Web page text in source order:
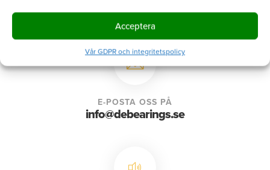
Acceptera
Vår GDPR och integritetspolicy
E-POSTA OSS PÅ
info@debearings.se